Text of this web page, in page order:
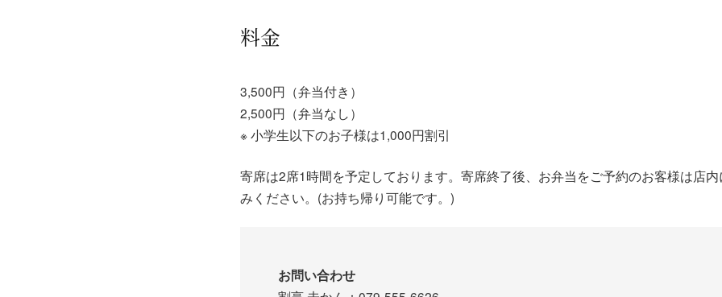
料金
3,500円（弁当付き）
2,500円（弁当なし）
※ 小学生以下のお子様は1,000円割引
寄席は2席1時間を予定しております。寄席終了後、お弁当をご予約のお客様は店
みください。(お持ち帰り可能です。)
お問い合わせ